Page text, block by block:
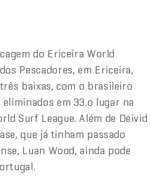
do Ericeira World
Pescadores, em Ericeira,
baixas, com o brasileiro
em 33.o lugar na
Surf League. Além de Deivid
que já tinham passado
Luan Wood, ainda pode